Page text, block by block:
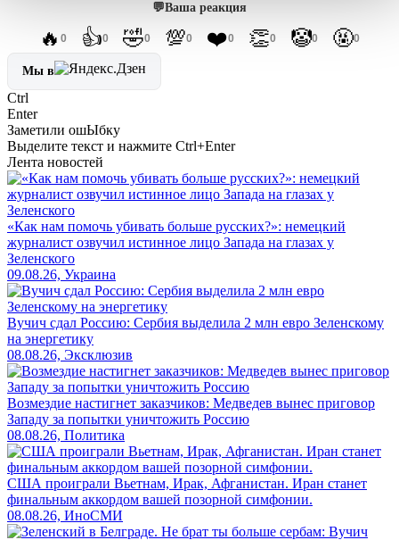
💬Ваша реакция
🔥 0 👍0 🤣0 💯0 ❤️0 👏0 🤡0 🤬0
Мы в
Ctrl
Enter
Заметили ошЫбку
Выделите текст и нажмите Ctrl+Enter
Лента новостей
«Как нам помочь убивать больше русских?»: немецкий
журналист озвучил истинное лицо Запада на глазах у
Зеленского
09.08.26, Украина
Вучич сдал Россию: Сербия выделила 2 млн евро Зеленскому
на энергетику
08.08.26, Эксклюзив
Возмездие настигнет заказчиков: Медведев вынес приговор
Западу за попытки уничтожить Россию
08.08.26, Политика
США проиграли Вьетнам, Ирак, Афганистан. Иран станет
финальным аккордом вашей позорной симфонии.
08.08.26, ИноСМИ